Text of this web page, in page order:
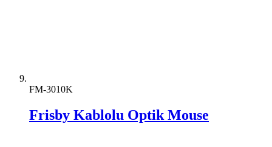
FM-3010K
Frisby Kablolu Optik Mouse